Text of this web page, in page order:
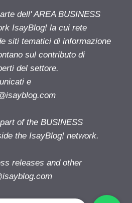
dell' AREA BUSINESS
IsayBlog! la cui rete
siti tematici di informazione
sul contributo di
del settore.
e
of the BUSINESS
the IsayBlog! network.
releases and other